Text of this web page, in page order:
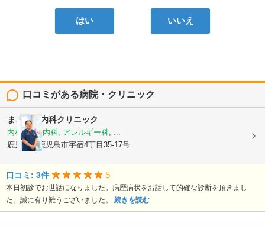
はい いいえ
口コミがある病院・クリニック
まごころ内科クリニック
内科, 神経内科, アレルギー科, ...
鹿児島県鹿児島市宇宿4丁目35-17号
口コミ: 3件 5
本日初診でお世話になりました。病歴病状をお話して的確な診断を頂きまし
た。誠に有り難うございました。 続きを読む